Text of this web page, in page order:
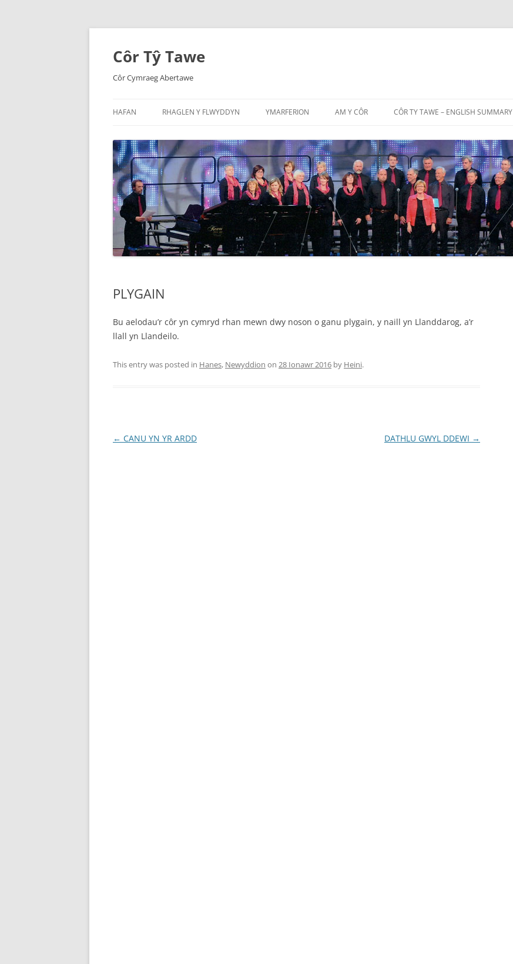
Côr Tŷ Tawe
Côr Cymraeg Abertawe
to
HAFAN RHAGLEN Y FLWYDDYN YMARFERION AM Y CÔR CÔR TY TAWE – ENGLISH SUMMARY
PLYGAIN
Bu aelodau’r côr yn cymryd rhan mewn dwy noson o ganu plygain, y naill yn Llanddarog, a’r
llall yn Llandeilo.
This entry was posted in Hanes, Newyddion on 28 Ionawr 2016 by Heini.
Post
← CANU YN YR ARDD DATHLU GWYL DDEWI →